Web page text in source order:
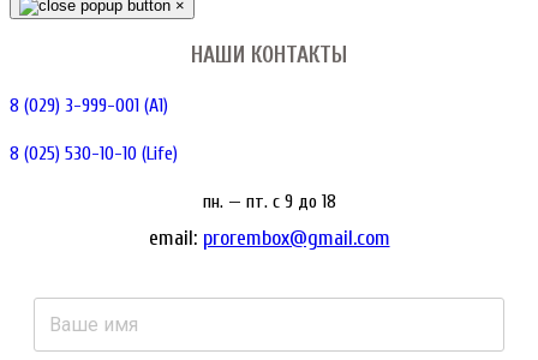
×
НАШИ КОНТАКТЫ
8 (029) 3-999-001 (A1)
8 (025) 530-10-10 (Life)
пн. — пт. c 9 до 18
email: prorembox@gmail.com